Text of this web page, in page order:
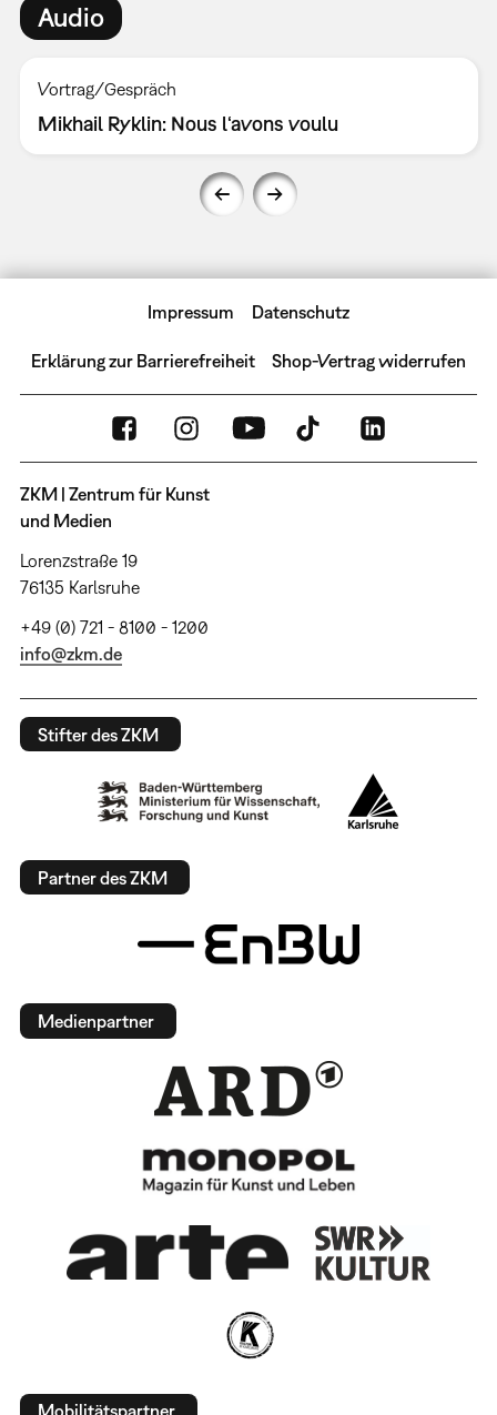
Audio
Vortrag/Gespräch
Mikhail Ryklin: Nous l‘avons voulu
Impressum Datenschutz
Erklärung zur Barrierefreiheit Shop-Vertrag widerrufen
ZKM | Zentrum für Kunst
und Medien
Lorenzstraße 19
76135 Karlsruhe
+49 (0) 721 - 8100 - 1200
info@zkm.de
Stifter des ZKM
Partner des ZKM
Medienpartner
Mobilitätspartner